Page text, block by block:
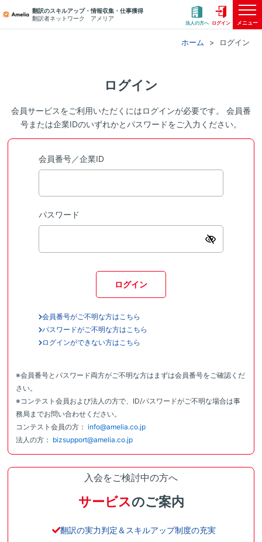
翻訳のスキルアップ・情報収集・仕事獲得
翻訳者ネットワーク アメリア
法人の方へ ログイン メニュー
ホーム ログイン
ログイン
会員サービスをご利用いただくにはログインが必要です。 会員番
号または企業IDのいずれかとパスワードをご入力ください。
会員番号／企業ID
パスワード
ログイン
会員番号がご不明な方はこちら
パスワードがご不明な方はこちら
ログインができない方はこちら
※会員番号とパスワード両方がご不明な方はまずは会員番号をご確認くだ
さい。
※コンテスト会員および法人の方で、ID/パスワードがご不明な場合は事
務局までお問い合わせください。
コンテスト会員の方： info@amelia.co.jp
法人の方： bizsupport@amelia.co.jp
入会をご検討中の方へ
サービスのご案内
翻訳の実力判定＆スキルアップ制度の充実